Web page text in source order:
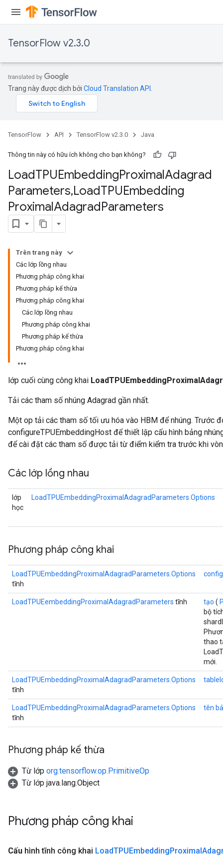
TensorFlow v2.3.0
Trang này được dịch bởi Cloud Translation API
TensorFlow API TensorFlow v2.3.0 Java
Thông tin này có hữu ích không cho bạn không?
LoadTPUEmbeddingProximalAdagrad
Parameters,LoadTPUEmbedding
ProximalAdagradParameters
Trên trang này
Các lớp lồng nhau
Phương pháp công khai
Phương pháp kế thừa
Phương pháp công khai
Các lớp lồng nhau
Phương pháp công khai
Phương pháp kế thừa
Phương pháp công khai
lớp cuối cùng công khai
Tải các tham số nhúng Adagrad gần nhất.
Một op tải các tham số tối ưu hóa vào HBM để nhúng. Trước
configureTPUEmbeddingHost để thiết lập cấu hình bảng
để cài đặt các tham số được tải từ điểm kiểm tra trước khi
Các lớp lồng nhau
lớp
học
LoadTPUEmbeddingProximalAdagradParameters.Options
Phương pháp công khai
LoadTPUEmbeddingProximalAdagradParameters.Options
tĩnh
config
LoadTPUEembeddingProximalAdagradParameters tĩnh tạo (
bộ
thao
mới.
LoadTPUEmbeddingProximalAdagradParameters.Options
tĩnh
LoadTPUEmbeddingProximalAdagradParameters.Options
tĩnh
tên
Phương pháp kế thừa
Từ lớp org.tensorflow.op.PrimitiveOp
Từ lớp java.lang.Object
Phương pháp công khai
Cấu hình tĩnh công khai LoadTPUEmbeddingProximal